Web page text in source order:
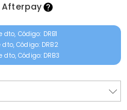
Afterpay
dto, Código: DRB1
dto, Código: DRB2
dto, Código: DRB3